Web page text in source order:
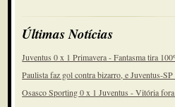
Últimas Notícias
Juventus 0 x 1 Primavera - Fantasma tira
Paulista faz gol contra bizarro, e Juventus-
Osasco Sporting 0 x 1 Juventus - Vitória fora